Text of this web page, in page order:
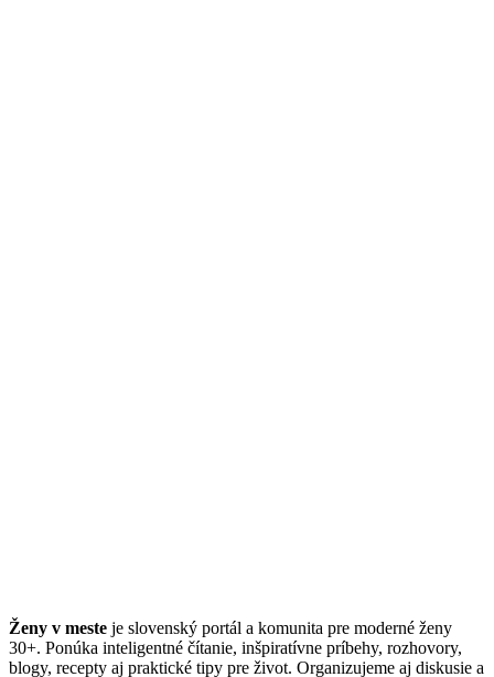
Ženy v meste je slovenský portál a komunita pre moderné ženy
30+. Ponúka inteligentné čítanie, inšpiratívne príbehy, rozhovory,
blogy, recepty aj praktické tipy pre život. Organizujeme aj diskusie a